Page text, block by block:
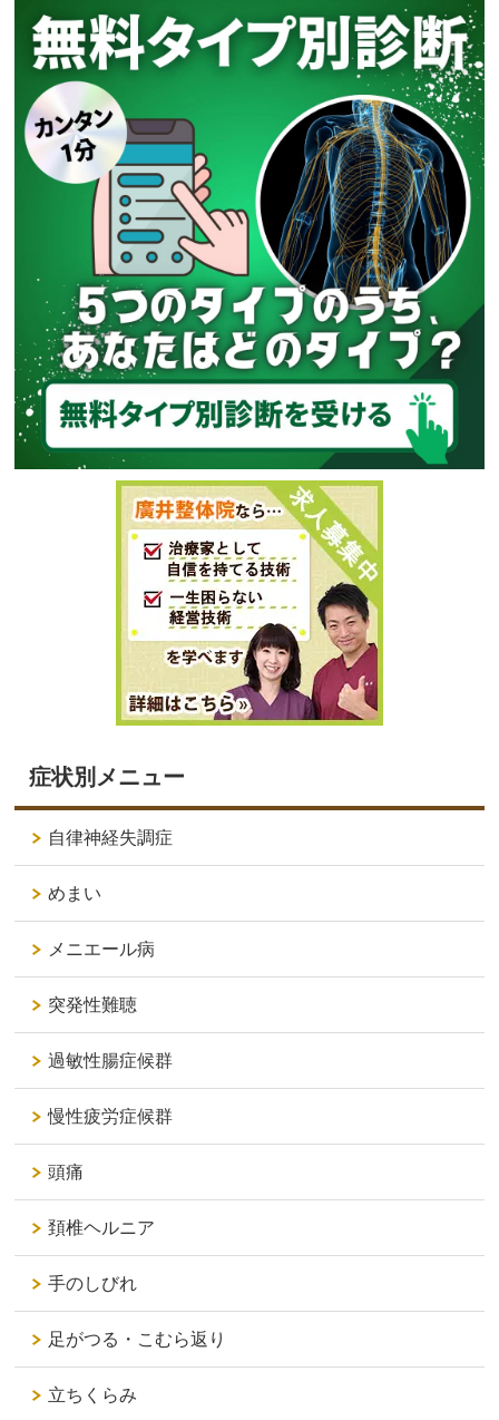
症状別メニュー
自律神経失調症
めまい
メニエール病
突発性難聴
過敏性腸症候群
慢性疲労症候群
頭痛
頚椎ヘルニア
手のしびれ
足がつる・こむら返り
立ちくらみ